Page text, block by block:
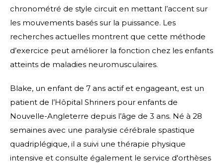
chronométré de style circuit en mettant l’accent sur
les mouvements basés sur la puissance. Les
recherches actuelles montrent que cette méthode
d’exercice peut améliorer la fonction chez les enfants
atteints de maladies neuromusculaires.
Blake, un enfant de 7 ans actif et engageant, est un
patient de l’Hôpital Shriners pour enfants de
Nouvelle-Angleterre depuis l’âge de 3 ans. Né à 28
semaines avec une paralysie cérébrale spastique
quadriplégique, il a suivi une thérapie physique
intensive et consulte également le service d'orthèses